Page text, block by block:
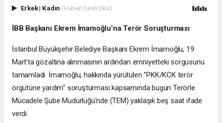
Erkek| Kadın (Haberi Sesli Oku)
İBB Başkanı Ekrem İmamoğlu’na Terör Soruşturması
İstanbul Büyükşehir Belediye Başkanı Ekrem İmamoğlu, 19
Mart’ta gözaltına alınmasının ardından emniyetteki sorgusunu
tamamladı. İmamoğlu, hakkında yürütülen "PKK/KCK terör
örgütüne yardım" soruşturması kapsamında bugün Terörle
Mücadele Şube Müdürlüğü'nde (TEM) yaklaşık beş saat ifade
verdi.